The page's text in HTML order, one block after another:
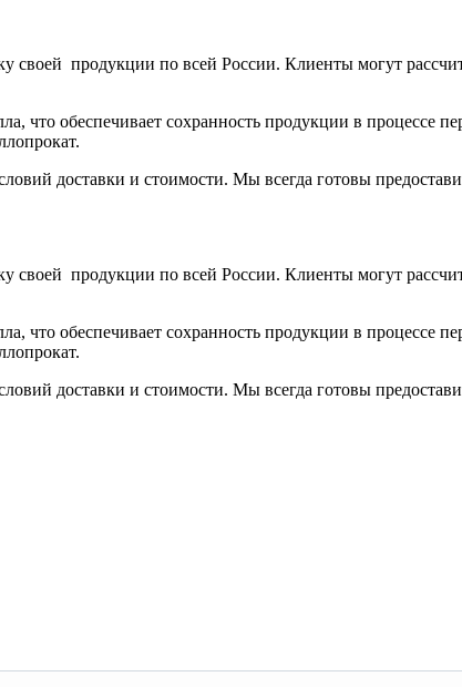
своей продукции по всей России. Клиенты могут
обеспечивает сохранность продукции в процессе
доставки и стоимости. Мы всегда готовы
своей продукции по всей России. Клиенты могут
обеспечивает сохранность продукции в процессе
доставки и стоимости. Мы всегда готовы